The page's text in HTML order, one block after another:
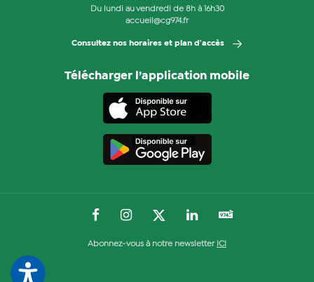
Du lundi au vendredi de 8h à 16h30
accueil@cg974.fr
Consultez nos horaires et plan d'accès
Télécharger l’application mobile
Abonnez-vous à notre newsletter ICI